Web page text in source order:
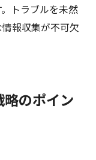
トラブルを未然
報収集が不可欠